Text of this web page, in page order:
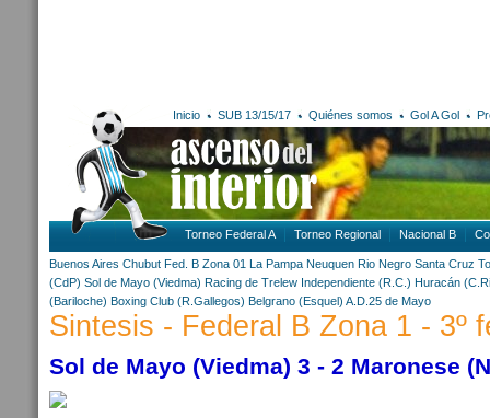
Inicio SUB 13/15/17 Quiénes somos Gol A Gol
Torneo Federal A Torneo Regional Nacional B
Buenos Aires Chubut Fed. B Zona 01 La Pampa Neuquen Rio Negro Santa Cruz
(CdP) Sol de Mayo (Viedma) Racing de Trelew Independiente (R.C.) Huracán
(Bariloche) Boxing Club (R.Gallegos) Belgrano (Esquel) A.D.25 de Mayo
Sintesis - Federal B Zona 1 - 3º
Sol de Mayo (Viedma) 3 - 2 Maronese